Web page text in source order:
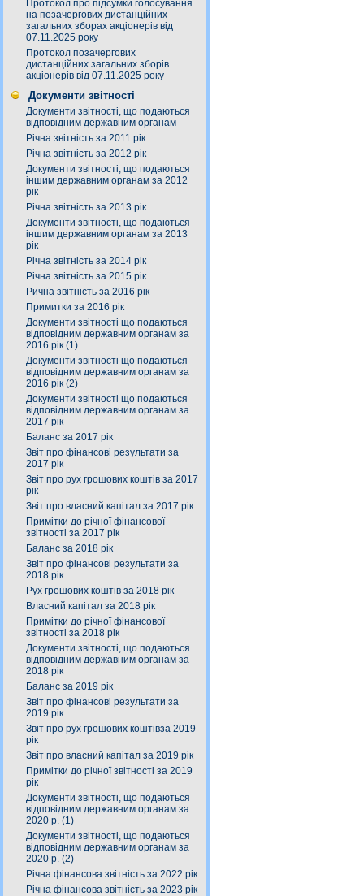
Протокол про підсумки голосування
на позачергових дистанційних
загальних зборах акціонерів від
07.11.2025 року
Протокол позачергових
дистанційних загальних зборів
акціонерів від 07.11.2025 року
Документи звітності
Документи звітності, що подаються
відповідним державним органам
Річна звітність за 2011 рік
Річна звітність за 2012 рік
Документи звітності, що подаються
іншим державним органам за 2012
рік
Річна звітність за 2013 рік
Документи звітності, що подаються
іншим державним органам за 2013
рік
Річна звітність за 2014 рік
Річна звітність за 2015 рік
Рична звітність за 2016 рік
Примитки за 2016 рік
Документи звітності що подаються
відповідним державним органам за
2016 рік (1)
Документи звітності що подаються
відповідним державним органам за
2016 рік (2)
Документи звітності що подаються
відповідним державним органам за
2017 рік
Баланс за 2017 рік
Звіт про фінансові результати за
2017 рік
Звіт про рух грошових коштів за 2017
рік
Звіт про власний капітал за 2017 рік
Примітки до річної фінансової
звітності за 2017 рік
Баланс за 2018 рік
Звіт про фінансові результати за
2018 рік
Рух грошових коштів за 2018 рік
Власний капітал за 2018 рік
Примітки до річної фінансової
звітності за 2018 рік
Документи звітності, що подаються
відповідним державним органам за
2018 рік
Баланс за 2019 рік
Звіт про фінансові результати за
2019 рік
Звіт про рух грошових коштівза 2019
рік
Звіт про власний капітал за 2019 рік
Примітки до річної звітності за 2019
рік
Документи звітності, що подаються
відповідним державним органам за
2020 р. (1)
Документи звітності, що подаються
відповідним державним органам за
2020 р. (2)
Річна фінансова звітність за 2022 рік
Річна фінансова звітність за 2023 рік